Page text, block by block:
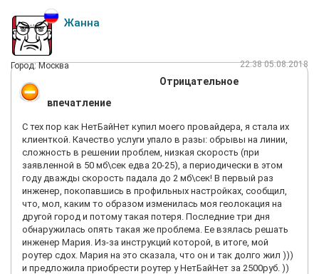
Жанна
Город: Москва 22:38 05.08.2018
Отрицательное
впечатление
С тех пор как НетБайНет купил моего провайдера, я стала их
клиенткой. Качество услуги упало в разы: обрывы на линии,
сложность в решении проблем, низкая скорость (при
заявленной в 50 мб\сек едва 20-25), а периодически в этом
году дважды скорость падала до 2 мб\сек! В первый раз
инженер, покопавшись в профильных настройках, сообщил,
что, мол, каким то образом изменилась моя геолокация на
другой город и потому такая потеря. Последние три дня
обнаружилась опять такая же проблема. Ее взялась решать
инженер Мария. Из-за инструкций которой, в итоге, мой
роутер сдох. Мария на это сказала, что он и так долго жил )))
и предложила приобрести роутер у НетБайНет за 2500руб. ))